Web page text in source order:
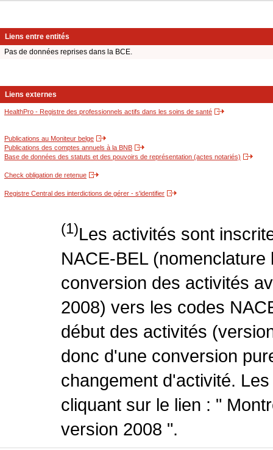
Liens entre entités
Pas de données reprises dans la BCE.
Liens externes
HealthPro - Registre des professionnels actifs dans les soins de santé
Publications au Moniteur belge
Publications des comptes annuels à la BNB
Base de données des statuts et des pouvoirs de représentation (actes notariés)
Check obligation de retenue
Registre Central des interdictions de gérer - s'identifier
(1)Les activités sont
NACE-BEL
conversion des activités
2008) vers les codes
début des activités
donc d'une conversion
changement d'activité.
cliquant sur le lien : "
version 2008 ".